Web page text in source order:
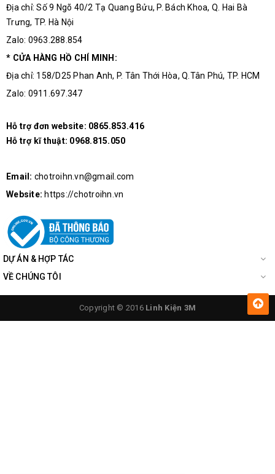
Địa chỉ: Số 9 Ngõ 40/2 Tạ Quang Bửu, P. Bách Khoa, Q. Hai Bà
Trưng, TP. Hà Nội
Zalo: 0963.288.854
* CỬA HÀNG HỒ CHÍ MINH:
Địa chỉ: 158/D25 Phan Anh, P. Tân Thới Hòa, Q.Tân Phú, TP. HCM
Zalo: 0911.697.347
Hỗ trợ đơn website: 0865.853.416
Hỗ trợ kĩ thuật: 0968.815.050
Email: chotroihn.vn@gmail.com
Website: https://chotroihn.vn
DỰ ÁN & HỢP TÁC
VỀ CHÚNG TÔI
Copyright © 2016 Linh Kiện 3M